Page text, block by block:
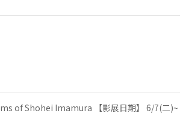
of Shohei Imamura 【影展日期】 6/7(二)~